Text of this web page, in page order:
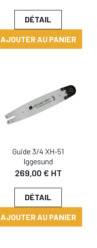
DÉTAIL
AJOUTER AU PANIER
Guide 3/4 XH-51
Iggesund
269,00 € HT
DÉTAIL
AJOUTER AU PANIER